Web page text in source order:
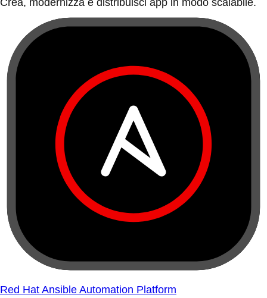
Crea, modernizza e distribuisci app in modo scalabile.
Red Hat Ansible Automation Platform